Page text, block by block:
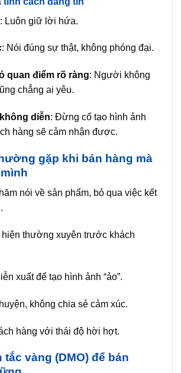
: Luôn giữ lời hứa.
: Nói đúng sự thật, không phóng đại.
quan điểm rõ ràng: Người không
chẳng ai yêu.
diễn: Đừng cố tạo hình ảnh
hàng sẽ cảm nhận được.
gặp khi bán hàng mà
nói về sản phẩm, bỏ qua việc kết
hiện thường xuyên trước khách
xuất để tạo hình ảnh “ảo”.
không chia sẻ cảm xúc.
hàng với thái độ hời hợt.
tắc vàng (DMO) để bán